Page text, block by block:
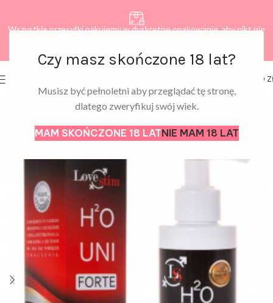
Czy masz skończone 18 lat?
Musisz być pełnoletni aby przeglądać tę stronę,
dlatego zweryfikuj swój wiek.
MAM SKOŃCZONE 18 LATNIE MAM 18 LAT
Wszystkie przesyłki pakujemy w dyskretne opakowanie, aby nikt nie
0,00